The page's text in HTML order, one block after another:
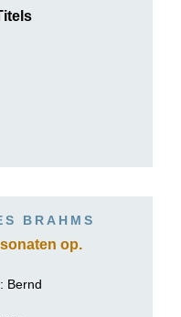
BRAHMS
op.
Bernd